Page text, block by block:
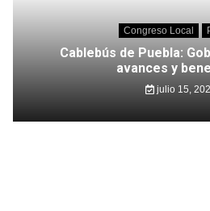
Congreso Local
Cablebús de Puebla:
avances y
julio 15,